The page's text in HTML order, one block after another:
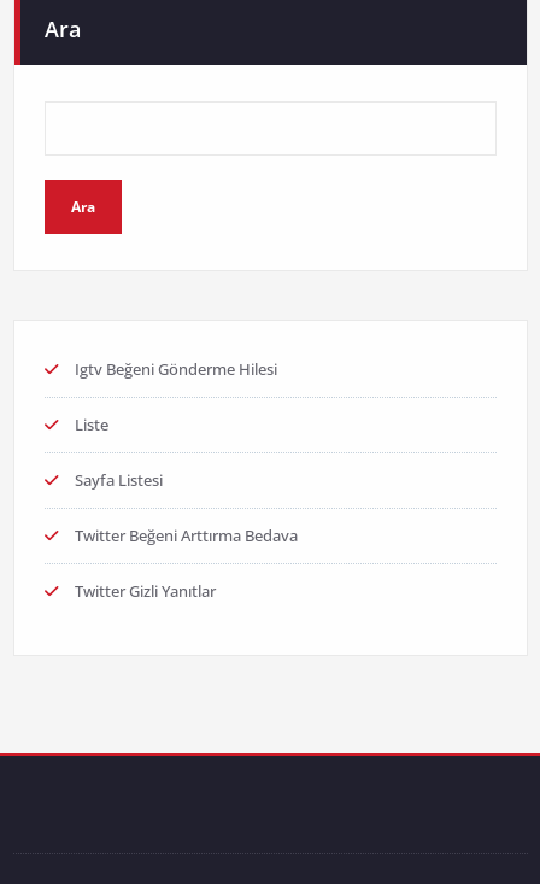
Ara
Ara
Igtv Beğeni Gönderme Hilesi
Liste
Sayfa Listesi
Twitter Beğeni Arttırma Bedava
Twitter Gizli Yanıtlar